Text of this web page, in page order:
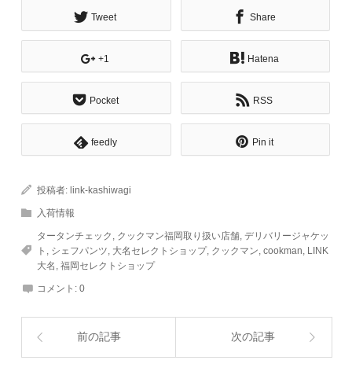
Tweet Share
+1 Hatena
Pocket RSS
feedly Pin it
投稿者: link-kashiwagi
入荷情報
タータンチェック , クックマン福岡取り扱い店舗,デリバリージャケッ
ト , シェフパンツ, 大名セレクトショップ, クックマン,cookman, LINK
大名 ,福岡セレクトショップ
コメント:0
前の記事 次の記事